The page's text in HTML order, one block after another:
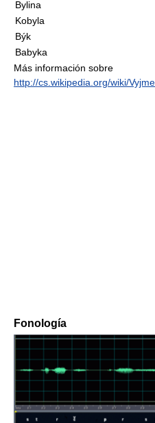
Bylina
Kobyla
Býk
Babyka
Más información sobre
http://cs.wikipedia.org/wiki/
Fonología